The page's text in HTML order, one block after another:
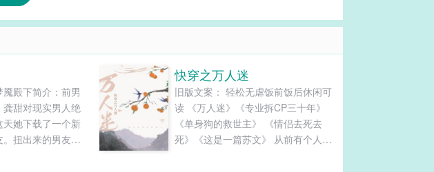
殿下简介：前男
甜对现实男人绝
她下载了一个新
扭出来的男友居
快穿之万人迷
旧版文案： 轻松无虐饭前饭后休闲可
读 《万人迷》《专业拆CP三十年》
《单身狗的救世主》 《情侣去死去
死》《这是一篇苏文》 从前有个人，